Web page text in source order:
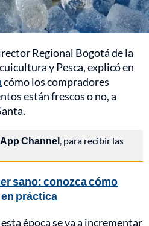
Regional Bogotá de la
y Pesca, explicó en
cómo los compradores
están frescos o no, a
Channel , para recibir las
sano: conozca cómo
práctica
época se va a incrementar